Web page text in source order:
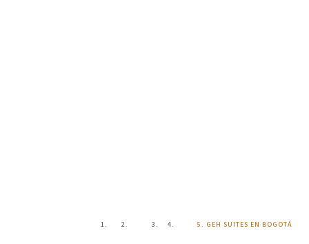
Inicio Blog GEH SUITES EN BOGOTÁ